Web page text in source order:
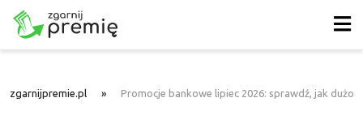
zgarnijpremie.pl » Promocje bankowe lipiec 2026: sprawdź, jak dużo